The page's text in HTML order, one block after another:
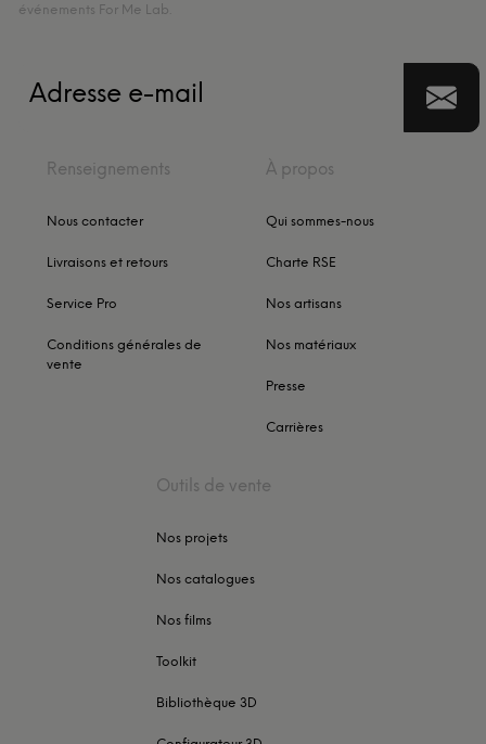
événements For Me Lab.
Renseignements
Nous contacter
Livraisons et retours
Service Pro
Conditions générales de
vente
À propos
Qui sommes-nous
Charte RSE
Nos artisans
Nos matériaux
Presse
Carrières
Outils de vente
Nos projets
Nos catalogues
Nos films
Toolkit
Bibliothèque 3D